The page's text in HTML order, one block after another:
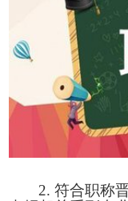
2. 符合职称